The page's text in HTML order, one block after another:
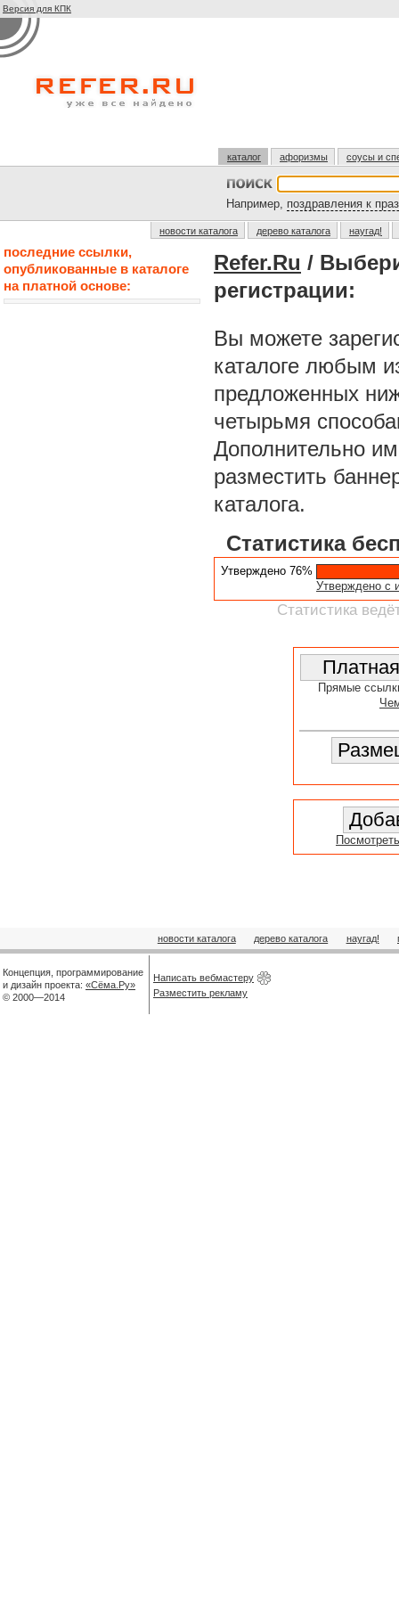
Версия для КПК
каталог афоризмы соусы и
Например, поздравления к
новости каталога дерево каталога наугад!
последние ссылки,
опубликованные в каталоге
на платной основе:
Refer.Ru /
регистрации:
Вы можете
каталоге любым
предложенных
четырьмя
Дополнительно
разместить
каталога.
Статистика
Утверждено 76%
Утверждено с
Статистика
Прямые
новости каталога дерево каталога наугад!
Концепция, программирование
и дизайн проекта: «Сёма.Ру»
© 2000—2014
Написать вебмастеру
Разместить рекламу